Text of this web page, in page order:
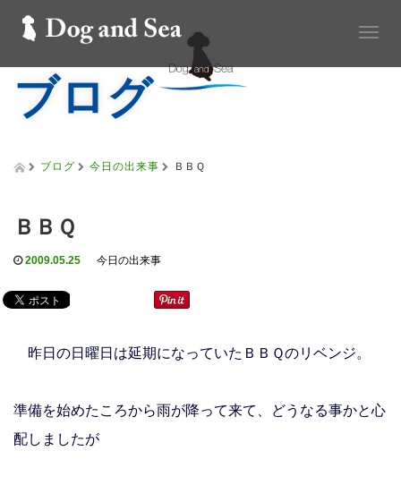
T
g
ブログ
ブログ 今日の出来事 ＢＢＱ
ＢＢＱ
2009.05.25 今日の出来事
昨日の日曜日は延期になっていたＢＢＱのリベンジ。
準備を始めたころから雨が降って来て、どうなる事かと心
配しましたが